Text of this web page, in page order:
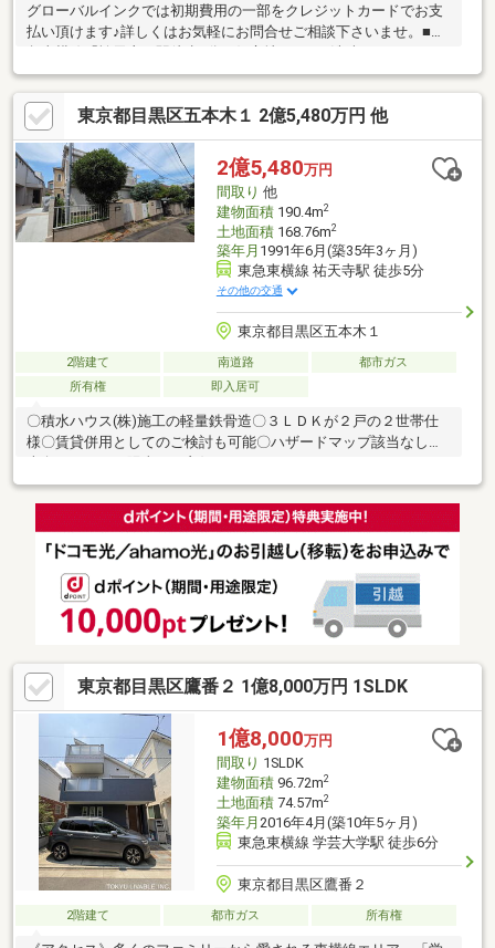
グローバルインクでは初期費用の一部をクレジットカードでお支
払い頂けます♪詳しくはお気軽にお問合せご相談下さいませ。■東
急東横線「祐天寺」駅徒歩5分の好立地です。■洗練されたカフェ
や昔ながらの商店街が混在し、気取らず住みやすいエリアとして
人気を集めています。■LDKは約23帖で家族全員がゆったりと過ご
せる快適空間。■縦列2台駐車可。■家族が集まるラウンジ設計。■
納戸があり室内をすっきり見せることができます。■徒歩圏内に
スーパーや教育施設があり生活利便性に優れています。【無料】
お車送迎サービスを実施しております。
東京都目黒区五本木１ 2億5,480万円 他
2億5,480万円
間取り 他
建物面積190.4m2
土地面積168.76m2
築年月 1991年6月(築35年3ヶ月)
東急東横線 祐天寺駅 徒歩5分
その他の交通
東京都目黒区五本木１
2階建て 南道路
都市ガス
所有権
即入居可
〇積水ハウス(株)施工の軽量鉄骨造〇３ＬＤＫが２戸の２世帯仕
様〇賃貸併用としてのご検討も可能〇ハザードマップ該当なし〇
東京都目黒区鷹番２ 1億8,000万円 1SLDK
1億8,000万円
間取り 1SLDK
建物面積96.72m2
土地面積74.57m2
築年月 2016年4月(築10年5ヶ月)
東急東横線 学芸大学駅 徒歩6分
東京都目黒区鷹番２
2階建て 都市ガス 所有権